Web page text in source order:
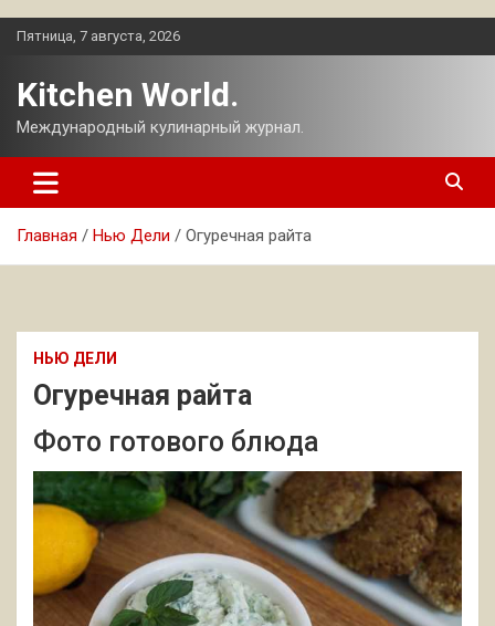
Перейти
Пятница, 7 августа, 2026
Kitchen World.
Международный кулинарный журнал.
Главная Нью Дели Огуречная райта
НЬЮ ДЕЛИ
Огуречная райта
Фото готового блюда